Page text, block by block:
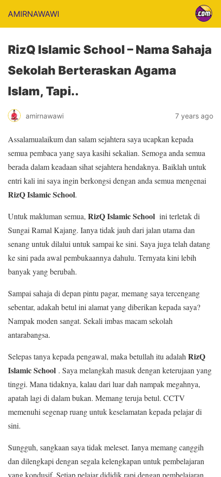
AMIRNAWAWI
RizQ Islamic School – Nama Sahaja
Sekolah Berteraskan Agama
Islam, Tapi..
amirnawawi 7 years ago
Assalamualaikum dan salam sejahtera saya ucapkan kepada
semua pembaca yang saya kasihi sekalian. Semoga anda semua
berada dalam keadaan sihat sejahtera hendaknya. Baiklah untuk
entri kali ini saya ingin berkongsi dengan anda semua mengenai
RizQ Islamic School.
Untuk makluman semua, RizQ Islamic School ini terletak di
Sungai Ramal Kajang. Ianya tidak jauh dari jalan utama dan
senang untuk dilalui untuk sampai ke sini. Saya juga telah datang
ke sini pada awal pembukaannya dahulu. Ternyata kini lebih
banyak yang berubah.
Sampai sahaja di depan pintu pagar, memang saya tercengang
sebentar, adakah betul ini alamat yang diberikan kepada saya?
Nampak moden sangat. Sekali imbas macam sekolah
antarabangsa.
Selepas tanya kepada pengawal, maka betullah itu adalah RizQ
Islamic School . Saya melangkah masuk dengan keterujaan yang
tinggi. Mana tidaknya, kalau dari luar dah nampak megahnya,
apatah lagi di dalam bukan. Memang teruja betul. CCTV
memenuhi segenap ruang untuk keselamatan kepada pelajar di
sini.
Sungguh, sangkaan saya tidak meleset. Ianya memang canggih
dan dilengkapi dengan segala kelengkapan untuk pembelajaran
yang kondusif. Setiap pelajar dididik rapi dengan pembelajaran